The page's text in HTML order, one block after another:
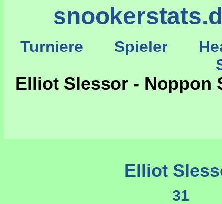
Turniere Spieler
Elliot Slessor - Noppon
Elliot
31